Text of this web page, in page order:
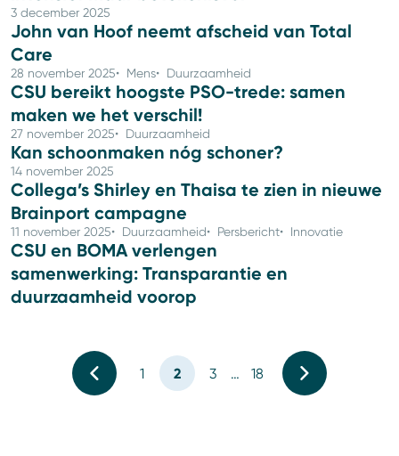
3 december 2025
John van Hoof neemt afscheid van Total
Care
28 november 2025 Mens Duurzaamheid
CSU bereikt hoogste PSO-trede: samen
maken we het verschil!
27 november 2025 Duurzaamheid
Kan schoonmaken nóg schoner?
14 november 2025
Collega’s Shirley en Thaisa te zien in nieuwe
Brainport campagne
11 november 2025 Duurzaamheid Persbericht Innovatie
CSU en BOMA verlengen
samenwerking: Transparantie en
duurzaamheid voorop
1 2 3 … 18